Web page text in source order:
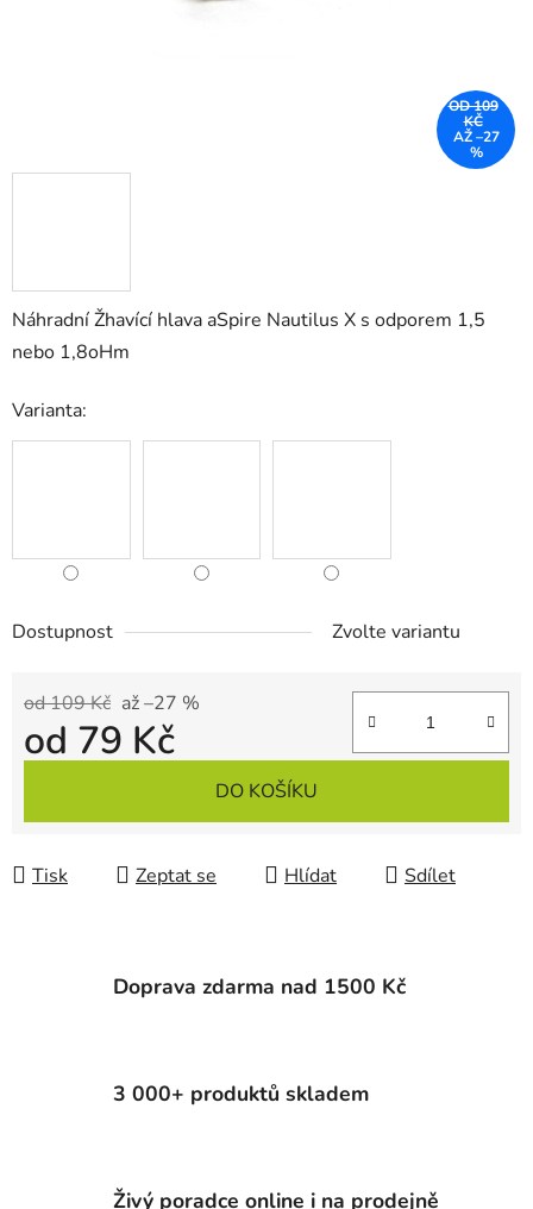
Náhradní Žhavící hlava aSpire Nautilus X s odporem 1,5
nebo 1,8oHm
Varianta:
Dostupnost Zvolte variantu
od 109 Kč až –27 %
od 79 Kč
DO KOŠÍKU
Tisk Zeptat se Hlídat Sdílet
OD 109
KČ
AŽ –27
%
Doprava zdarma nad 1500 Kč
3 000+ produktů skladem
Živý poradce online i na prodejně